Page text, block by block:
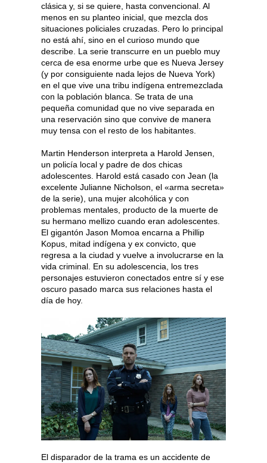
clásica y, si se quiere, hasta convencional. Al
menos en su planteo inicial, que mezcla dos
situaciones policiales cruzadas. Pero lo principal
no está ahí, sino en el curioso mundo que
describe. La serie transcurre en un pueblo muy
cerca de esa enorme urbe que es Nueva Jersey
(y por consiguiente nada lejos de Nueva York)
en el que vive una tribu indígena entremezclada
con la población blanca. Se trata de una
pequeña comunidad que no vive separada en
una reservación sino que convive de manera
muy tensa con el resto de los habitantes.
Martin Henderson interpreta a Harold Jensen,
un policía local y padre de dos chicas
adolescentes. Harold está casado con Jean (la
excelente Julianne Nicholson, el «arma secreta»
de la serie), una mujer alcohólica y con
problemas mentales, producto de la muerte de
su hermano mellizo cuando eran adolescentes.
El gigantón Jason Momoa encarna a Phillip
Kopus, mitad indígena y ex convicto, que
regresa a la ciudad y vuelve a involucrarse en la
vida criminal. En su adolescencia, los tres
personajes estuvieron conectados entre sí y ese
oscuro pasado marca sus relaciones hasta el
día de hoy.
El disparador de la trama es un accidente de